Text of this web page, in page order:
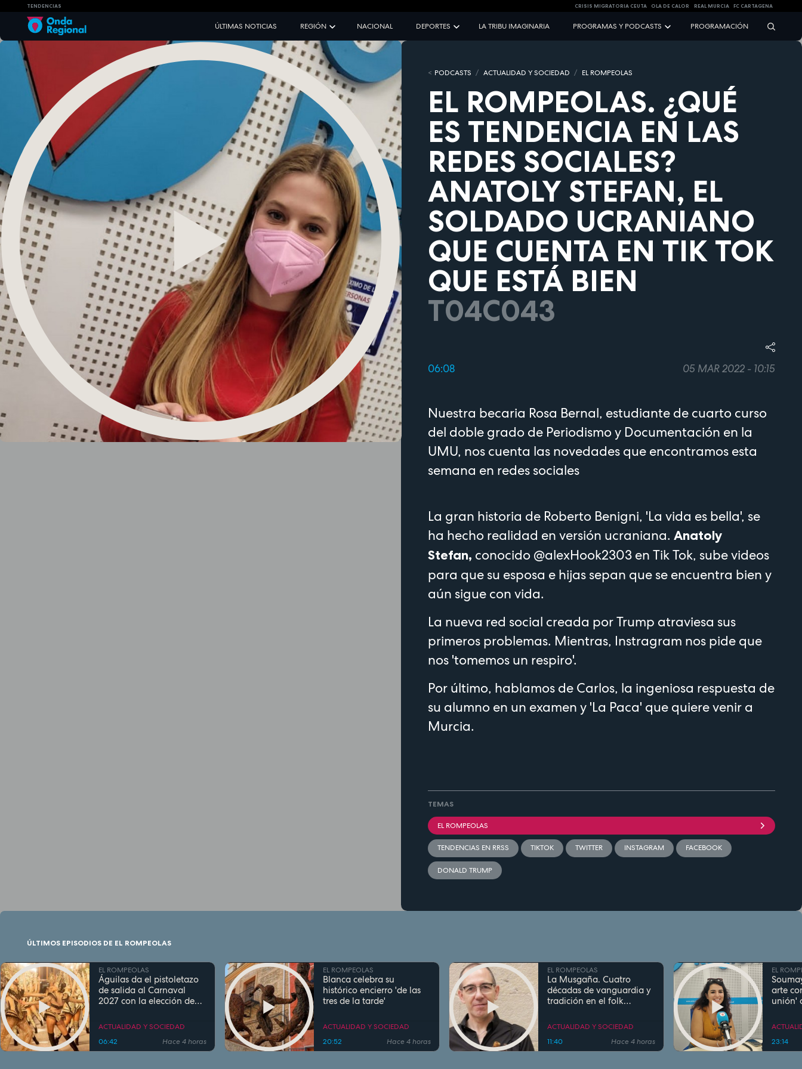
TENDENCIAS CRISIS MIGRATORIA CEUTA OLA DE CALOR REAL MURCIA FC CARTAGENA
ÚLTIMAS NOTICIAS REGIÓN NACIONAL DEPORTES LA TRIBU IMAGINARIA PROGRAMAS Y PODCASTS PROGRAMACIÓN
PODCASTS ACTUALIDAD Y SOCIEDAD EL ROMPEOLAS
EL ROMPEOLAS. ¿QUÉ
ES TENDENCIA EN LAS
REDES SOCIALES?
ANATOLY STEFAN, EL
SOLDADO UCRANIANO
QUE CUENTA EN TIK TOK
QUE ESTÁ BIEN
T04C043
06:08 05 MAR 2022 - 10:15
Nuestra becaria Rosa Bernal, estudiante de cuarto curso
del doble grado de Periodismo y Documentación en la
UMU, nos cuenta las novedades que encontramos esta
semana en redes sociales
​​​​​​La gran historia de Roberto Benigni, 'La vida es bella', se
ha hecho realidad en versión ucraniana. Anatoly
Stefan, conocido @alexHook2303 en Tik Tok, sube videos
para que su esposa e hijas sepan que se encuentra bien y
aún sigue con vida.
La nueva red social creada por Trump atraviesa sus
primeros problemas. Mientras, Instragram nos pide que
nos 'tomemos un respiro'.
Por último, hablamos de Carlos, la ingeniosa respuesta de
su alumno en un examen y 'La Paca' que quiere venir a
Murcia.
TEMAS
EL ROMPEOLAS
TENDENCIAS EN RRSS TIKTOK TWITTER INSTAGRAM FACEBOOK
DONALD TRUMP
ÚLTIMOS EPISODIOS DE EL ROMPEOLAS
EL ROMPEOLAS
Águilas da el pistoletazo
de salida al Carnaval
2027 con la elección de
ACTUALIDAD Y SOCIEDAD
06:42
Hace 4 horas
EL ROMPEOLAS
Blanca celebra su
histórico encierro 'de las
tres de la tarde'
ACTUALIDAD Y SOCIEDAD
20:52
Hace 4 horas
EL ROMPEOLAS
La Musgaña. Cuatro
décadas de vanguardia y
tradición en el folk
ACTUALIDAD Y SOCIEDAD
11:40
Hace 4 horas
EL
arte
unión'
23:14